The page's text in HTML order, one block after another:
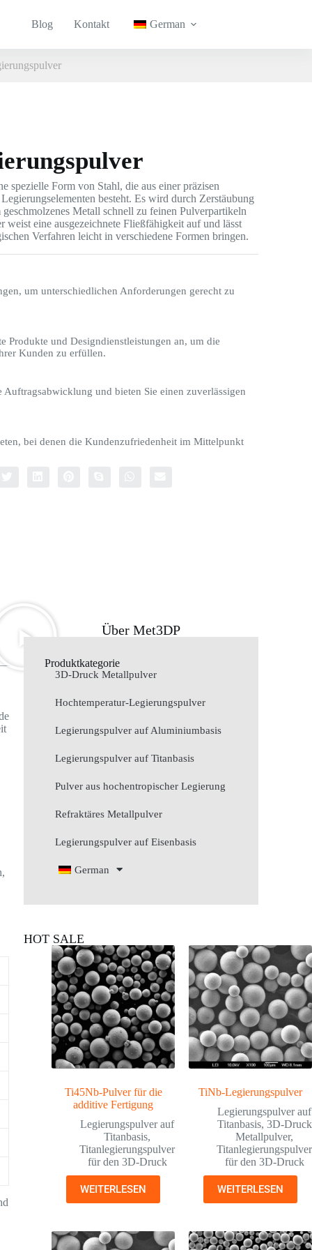
Blog Kontakt German
spezielle Form von Stahl, die aus einer präzisen
besteht. Es wird durch Zerstäubung
Metall schnell zu feinen Pulverpartikeln
weist eine ausgezeichnete Fließfähigkeit auf und lässt
Verfahren leicht in verschiedene Formen bringen.
um unterschiedlichen Anforderungen gerecht zu
Produkte und Designdienstleistungen an, um die
Kunden zu erfüllen.
Auftragsabwicklung und bieten Sie einen zuverlässigen
bei denen die Kundenzufriedenheit im Mittelpunkt
Über Met3DP
Produktkategorie
3D-Druck Metallpulver
Hochtemperatur-Legierungspulver
Legierungspulver auf Aluminiumbasis
Legierungspulver auf Titanbasis
Pulver aus hochentropischer Legierung
Refraktäres Metallpulver
Legierungspulver auf Eisenbasis
German
HOT SALE
Ti45Nb-Pulver für die
additive Fertigung
Legierungspulver auf
Titanbasis,
Titanlegierungspulver
für den 3D-Druck
WEITERLESEN
TiNb-Legierungspulver
Legierungspulver auf
Titanbasis, 3D-Druck
Metallpulver,
Titanlegierungspulver
für den 3D-Druck
WEITERLESEN